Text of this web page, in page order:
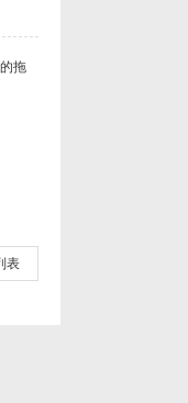
拖
表